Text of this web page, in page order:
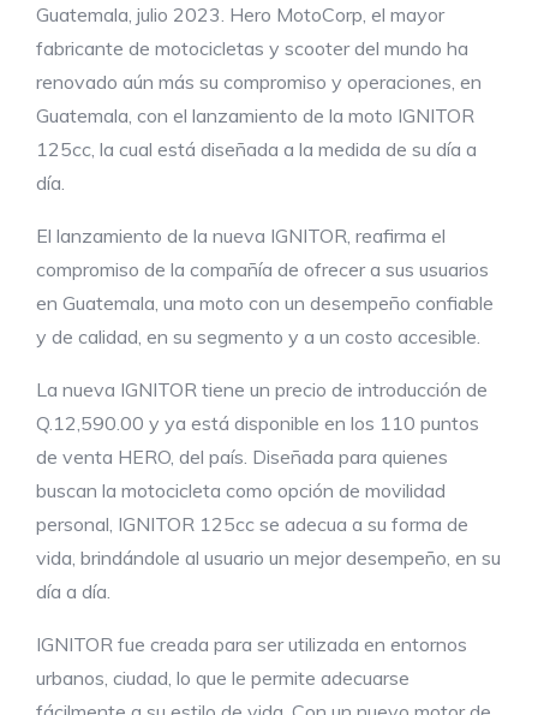
Guatemala, julio 2023. Hero MotoCorp, el mayor
fabricante de motocicletas y scooter del mundo ha
renovado aún más su compromiso y operaciones, en
Guatemala, con el lanzamiento de la moto IGNITOR
125cc, la cual está diseñada a la medida de su día a
día.
El lanzamiento de la nueva IGNITOR, reafirma el
compromiso de la compañía de ofrecer a sus usuarios
en Guatemala, una moto con un desempeño confiable
y de calidad, en su segmento y a un costo accesible.
La nueva IGNITOR tiene un precio de introducción de
Q.12,590.00 y ya está disponible en los 110 puntos
de venta HERO, del país. Diseñada para quienes
buscan la motocicleta como opción de movilidad
personal, IGNITOR 125cc se adecua a su forma de
vida, brindándole al usuario un mejor desempeño, en su
día a día.
IGNITOR fue creada para ser utilizada en entornos
urbanos, ciudad, lo que le permite adecuarse